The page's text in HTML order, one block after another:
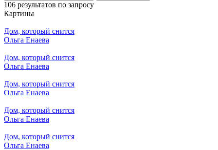
106 результатов по запросу
Картины
Дом, который снится
Ольга Енаева
Дом, который снится
Ольга Енаева
Дом, который снится
Ольга Енаева
Дом, который снится
Ольга Енаева
Дом, который снится
Ольга Енаева